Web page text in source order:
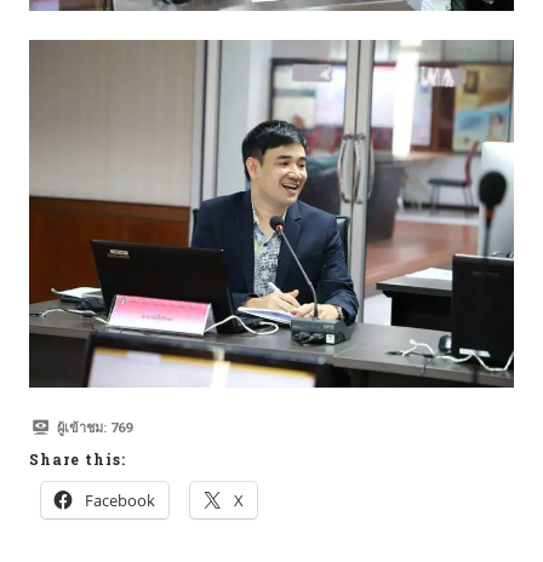
ผู้เข้าชม: 769
Share this:
Facebook X